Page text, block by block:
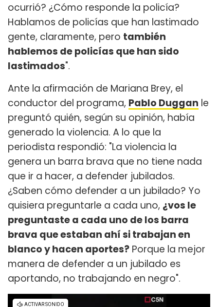
ocurrió? ¿Cómo responde la policía?
Hablamos de policías que han lastimado
gente, claramente, pero también
hablemos de policías que han sido
lastimados".
Ante la afirmación de Mariana Brey, el
conductor del programa, Pablo Duggan le
preguntó quién, según su opinión, había
generado la violencia. A lo que la
periodista respondió: "La violencia la
genera un barra brava que no tiene nada
que ir a hacer, a defender jubilados.
¿Saben cómo defender a un jubilado? Yo
quisiera preguntarle a cada uno, ¿vos le
preguntaste a cada uno de los barra
brava que estaban ahí si trabajan en
blanco y hacen aportes? Porque la mejor
manera de defender a un jubilado es
aportando, no trabajando en negro".